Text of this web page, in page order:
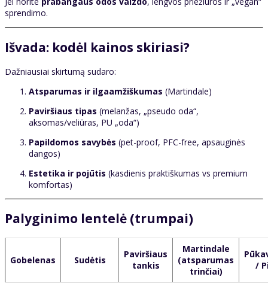
sprendimo.
Išvada: kodėl kainos skiriasi?
Dažniausiai skirtumą sudaro:
Atsparumas ir ilgaamžiškumas (Martindale)
Paviršiaus tipas (melanžas, „pseudo oda“,
aksomas/veliūras, PU „oda“)
Papildomos savybės (pet-proof, PFC-free, apsauginės
dangos)
Estetika ir pojūtis (kasdienis praktiškumas vs premium
komfortas)
Palyginimo lentelė (trumpai)
Gobelenas Sudėtis
Paviršiaus
tankis
Martindale
(atsparumas
trinčiai)
/